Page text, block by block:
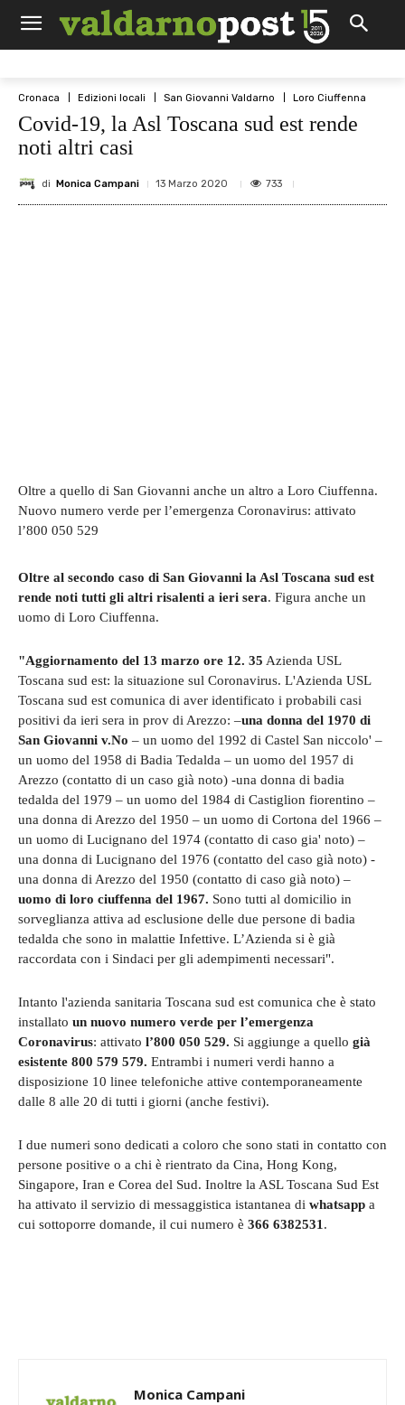
Cronaca Edizioni locali San Giovanni Valdarno Loro Ciuffenna
Covid-19, la Asl Toscana sud est rende
noti altri casi
di Monica Campani 13 Marzo 2020 733
Oltre a quello di San Giovanni anche un altro a Loro Ciuffenna.
Nuovo numero verde per l’emergenza Coronavirus: attivato
l’800 050 529
Oltre al secondo caso di San Giovanni la Asl Toscana sud est
rende noti tutti gli altri risalenti a ieri sera. Figura anche un
uomo di Loro Ciuffenna.
"Aggiornamento del 13 marzo ore 12. 35 Azienda USL
Toscana sud est: la situazione sul Coronavirus. L'Azienda USL
Toscana sud est comunica di aver identificato i probabili casi
positivi da ieri sera in prov di Arezzo: –una donna del 1970 di
San Giovanni v.No – un uomo del 1992 di Castel San niccolo' –
un uomo del 1958 di Badia Tedalda – un uomo del 1957 di
Arezzo (contatto di un caso già noto) -una donna di badia
tedalda del 1979 – un uomo del 1984 di Castiglion fiorentino –
una donna di Arezzo del 1950 – un uomo di Cortona del 1966 –
un uomo di Lucignano del 1974 (contatto di caso gia' noto) –
una donna di Lucignano del 1976 (contatto del caso già noto) -
una donna di Arezzo del 1950 (contatto di caso già noto) –
uomo di loro ciuffenna del 1967. Sono tutti al domicilio in
sorveglianza attiva ad esclusione delle due persone di badia
tedalda che sono in malattie Infettive. L’Azienda si è già
raccordata con i Sindaci per gli adempimenti necessari".
Intanto l'azienda sanitaria Toscana sud est comunica che è stato
installato un nuovo numero verde per l’emergenza
Coronavirus: attivato l’800 050 529. Si aggiunge a quello già
esistente 800 579 579. Entrambi i numeri verdi hanno a
disposizione 10 linee telefoniche attive contemporaneamente
dalle 8 alle 20 di tutti i giorni (anche festivi).
I due numeri sono dedicati a coloro che sono stati in contatto con
persone positive o a chi è rientrato da Cina, Hong Kong,
Singapore, Iran e Corea del Sud. Inoltre la ASL Toscana Sud Est
ha attivato il servizio di messaggistica istantanea di whatsapp a
cui sottoporre domande, il cui numero è 366 6382531 .
Monica Campani